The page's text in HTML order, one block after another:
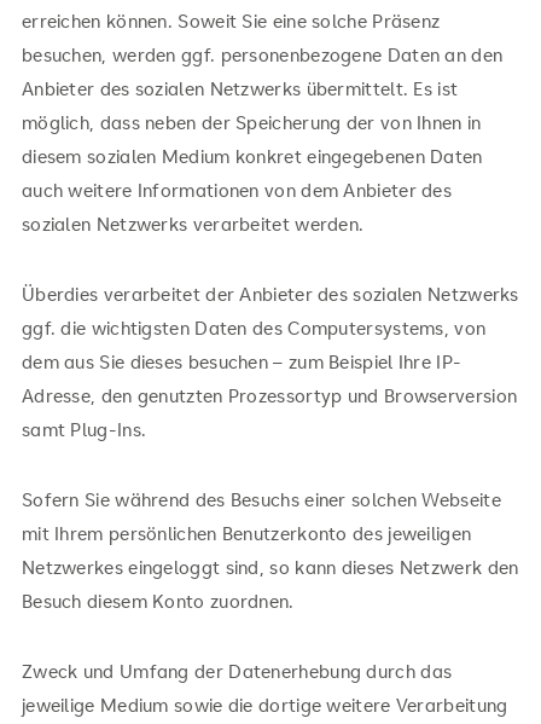
erreichen können. Soweit Sie eine solche Präsenz
besuchen, werden ggf. personenbezogene Daten an den
Anbieter des sozialen Netzwerks übermittelt. Es ist
möglich, dass neben der Speicherung der von Ihnen in
diesem sozialen Medium konkret eingegebenen Daten
auch weitere Informationen von dem Anbieter des
sozialen Netzwerks verarbeitet werden.
Überdies verarbeitet der Anbieter des sozialen Netzwerks
ggf. die wichtigsten Daten des Computersystems, von
dem aus Sie dieses besuchen – zum Beispiel Ihre IP-
Adresse, den genutzten Prozessortyp und Browserversion
samt Plug-Ins.
Sofern Sie während des Besuchs einer solchen Webseite
mit Ihrem persönlichen Benutzerkonto des jeweiligen
Netzwerkes eingeloggt sind, so kann dieses Netzwerk den
Besuch diesem Konto zuordnen.
Zweck und Umfang der Datenerhebung durch das
jeweilige Medium sowie die dortige weitere Verarbeitung